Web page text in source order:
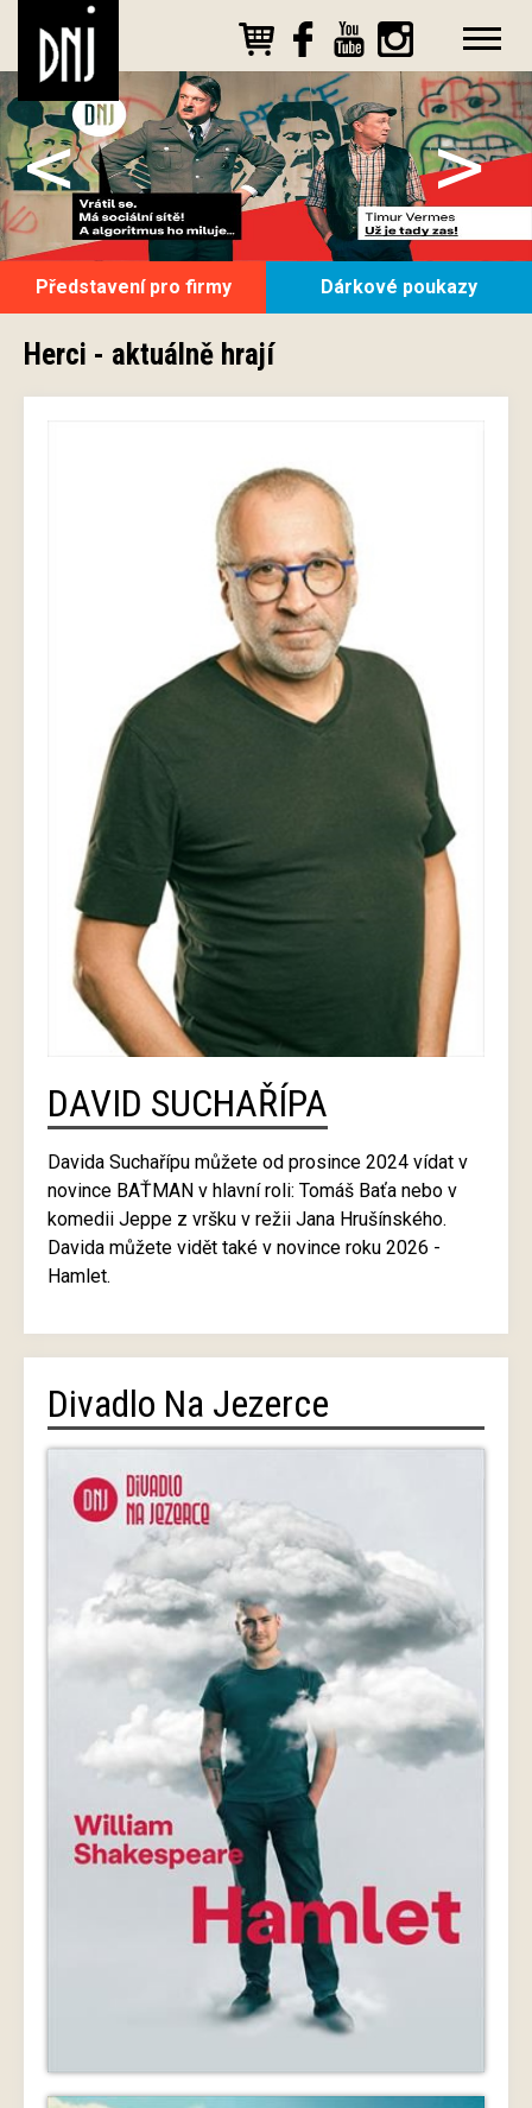
< >
Představení pro firmy Dárkové poukazy
Herci - aktuálně hrají
DAVID SUCHAŘÍPA
Davida Suchařípu můžete od prosince 2024 vídat v
novince BAŤMAN v hlavní roli: Tomáš Baťa nebo v
komedii Jeppe z vršku v režii Jana Hrušínského.
Davida můžete vidět také v novince roku 2026 -
Hamlet.
Divadlo Na Jezerce